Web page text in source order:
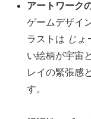
アートワーク
ゲームデザイ
ラストは じょ
い絵柄が宇宙
レイの緊張感
す。